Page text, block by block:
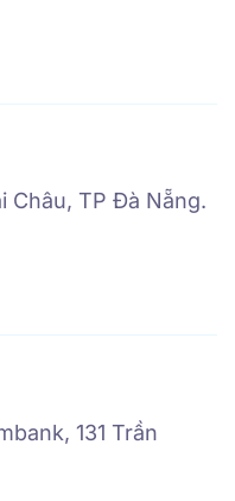
Châu, TP Đà Nẵng.
131 Trần